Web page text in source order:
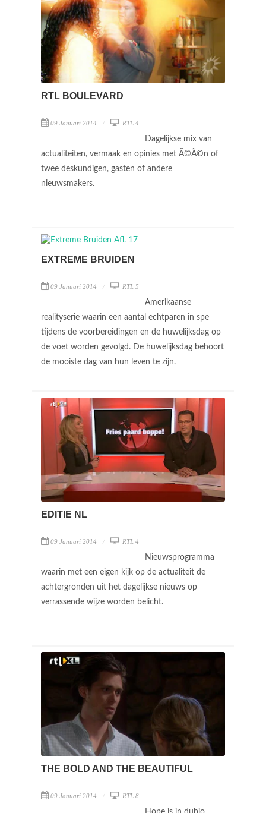
RTL BOULEVARD
09 Januari 2014 RTL 4
Dagelijkse mix van
actualiteiten, vermaak en opinies met Ã©Ã©n of
twee deskundigen, gasten of andere
nieuwsmakers.
EXTREME BRUIDEN
09 Januari 2014 RTL 5
Amerikaanse
realityserie waarin een aantal echtparen in spe
tijdens de voorbereidingen en de huwelijksdag op
de voet worden gevolgd. De huwelijksdag behoort
de mooiste dag van hun leven te zijn.
EDITIE NL
09 Januari 2014 RTL 4
Nieuwsprogramma
waarin met een eigen kijk op de actualiteit de
achtergronden uit het dagelijkse nieuws op
verrassende wijze worden belicht.
THE BOLD AND THE BEAUTIFUL
09 Januari 2014 RTL 8